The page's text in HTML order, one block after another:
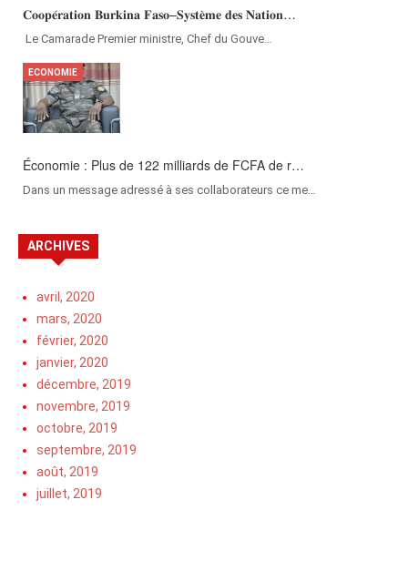
𝐂𝐨𝐨𝐩𝐞́𝐫𝐚𝐭𝐢𝐨𝐧 𝐁𝐮𝐫𝐤𝐢𝐧𝐚 𝐅𝐚𝐬𝐨–𝐒𝐲𝐬𝐭𝐞̀𝐦𝐞 𝐝𝐞𝐬 𝐍𝐚𝐭𝐢𝐨𝐧…
‎Le Camarade Premier ministre, Chef du Gouve…
Économie : Plus de 122 milliards de FCFA de r…
Dans un message adressé à ses collaborateurs ce me…
ECONOMIE
ARCHIVES
avril, 2020
mars, 2020
février, 2020
janvier, 2020
décembre, 2019
novembre, 2019
octobre, 2019
septembre, 2019
août, 2019
juillet, 2019